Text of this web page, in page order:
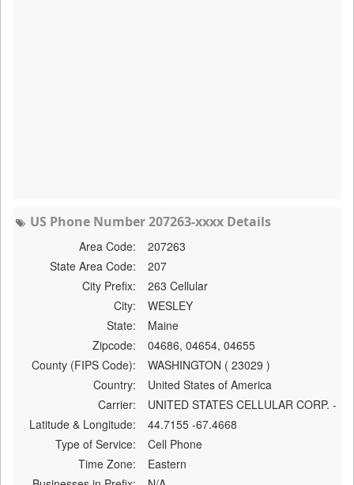
US Phone Number 207263-xxxx Details
Area Code:
207263
State Area Code:
207
City Prefix:
263 Cellular
City:
WESLEY
State:
Maine
Zipcode:
04686, 04654, 04655
County (FIPS Code):
WASHINGTON ( 23029 )
Country:
United States of America
Carrier:
UNITED STATES CELLULAR CORP. -
Latitude & Longitude:
44.7155 -67.4668
Type of Service:
Cell Phone
Time Zone:
Eastern